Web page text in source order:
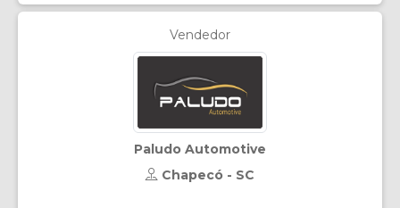
Vendedor
Paludo Automotive
Chapecó - SC